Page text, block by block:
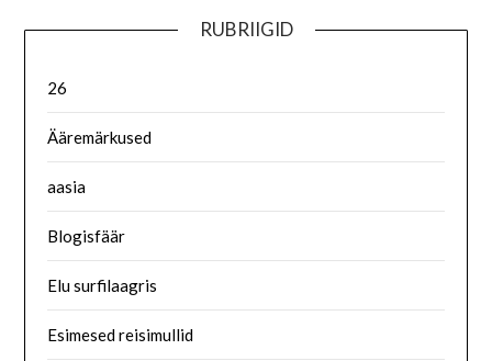
RUBRIIGID
26
Ääremärkused
aasia
Blogisfäär
Elu surfilaagris
Esimesed reisimullid